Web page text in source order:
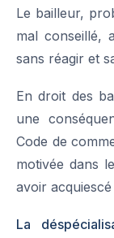
Le bailleur,
mal conseillé,
sans réagir et
En droit des
une
Code de
motivée dans
avoir
La